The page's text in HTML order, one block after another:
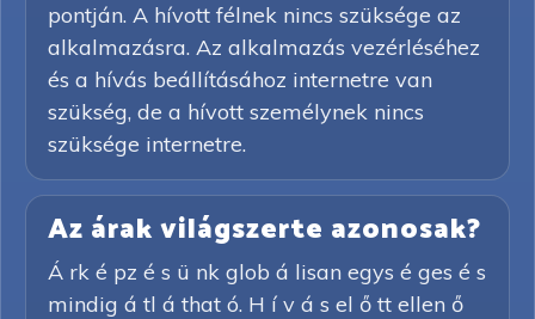
pontján. A hívott félnek nincs szüksége az
alkalmazásra. Az alkalmazás vezérléséhez
és a hívás beállításához internetre van
szükség, de a hívott személynek nincs
szüksége internetre.
Az árak világszerte azonosak?
Á rk é pz é s ü nk glob á lisan egys é ges é s
mindig á tl á that ó. H í v á s el ő tt ellen ő